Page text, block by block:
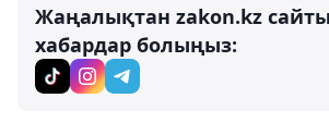
Жаңалықтан zakon.kz
хабардар болыңыз: